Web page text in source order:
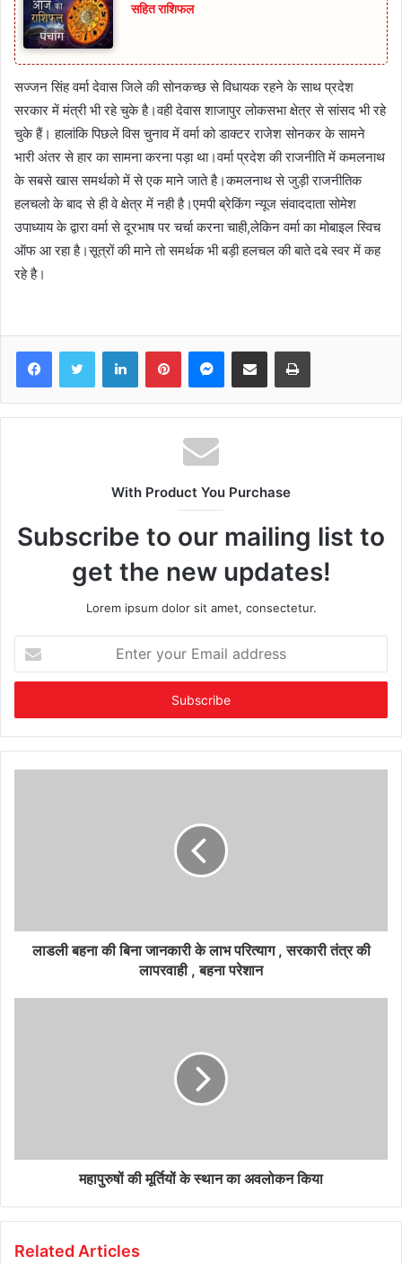
सहित राशिफल
सज्जन सिंह वर्मा देवास जिले की सोनकच्छ से विधायक रहने के साथ प्रदेश
सरकार में मंत्री भी रहे चुके है।वही देवास शाजापुर लोकसभा क्षेत्र से सांसद भी रहे
चुके हैं। हालांकि पिछले विस चुनाव में वर्मा को डाक्टर राजेश सोनकर के सामने
भारी अंतर से हार का सामना करना पड़ा था।वर्मा प्रदेश की राजनीति में कमलनाथ
के सबसे खास समर्थको में से एक माने जाते है।कमलनाथ से जुड़ी राजनीतिक
हलचलो के बाद से ही वे क्षेत्र में नही है।एमपी ब्रेकिंग न्यूज संवाददाता सोमेश
उपाध्याय के द्वारा वर्मा से दूरभाष पर चर्चा करना चाही,लेकिन वर्मा का मोबाइल स्विच
ऑफ आ रहा है।सूत्रों की माने तो समर्थक भी बड़ी हलचल की बाते दबे स्वर में कह
रहे है।
FacebookTwitter LinkedInPinterestMessenger
Share via Email Print
With Product You Purchase
Subscribe to our mailing list to
get the new updates!
Lorem ipsum dolor sit amet, consectetur.
your
Email
लाडली बहना की बिना जानकारी के लाभ परित्याग , सरकारी तंत्र की
लापरवाही , बहना परेशान
महापुरुषों की मूर्तियों के स्थान का अवलोकन किया
Related Articles